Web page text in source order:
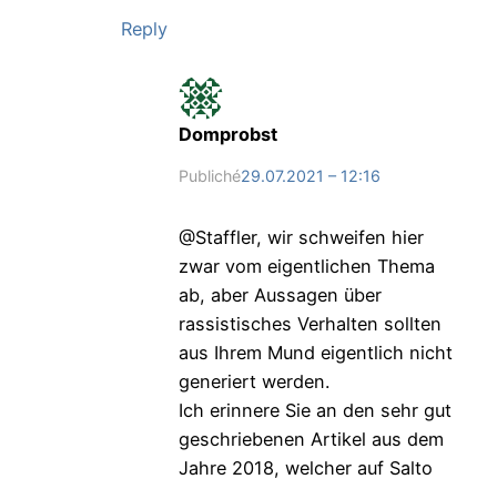
Reply
Domprobst
Publiché29.07.2021 – 12:16
@Staffler, wir schweifen hier
zwar vom eigentlichen Thema
ab, aber Aussagen über
rassistisches Verhalten sollten
aus Ihrem Mund eigentlich nicht
generiert werden.
Ich erinnere Sie an den sehr gut
geschriebenen Artikel aus dem
Jahre 2018, welcher auf Salto